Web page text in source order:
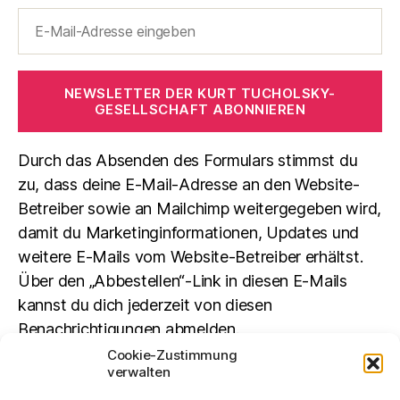
Cookie-Zustimmung
verwalten
NEWSLETTER DER KURT TUCHOLSKY-
GESELLSCHAFT ABONNIEREN
Durch das Absenden des Formulars stimmst du
zu, dass deine E-Mail-Adresse an den Website-
Betreiber sowie an Mailchimp weitergegeben wird,
damit du Marketinginformationen, Updates und
weitere E-Mails vom Website-Betreiber erhältst.
Über den „Abbestellen“-Link in diesen E-Mails
kannst du dich jederzeit von diesen
Benachrichtigungen abmelden.